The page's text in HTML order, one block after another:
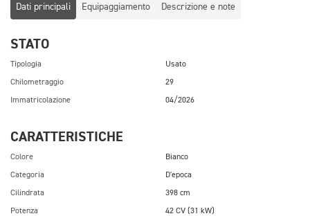
Dati principali Equipaggiamento Descrizione e note
STATO
Tipologia Usato
Chilometraggio 29
Immatricolazione 04/2026
CARATTERISTICHE
Colore Bianco
Categoria D'epoca
Cilindrata 398 cm
Potenza 42 CV (31 kW)